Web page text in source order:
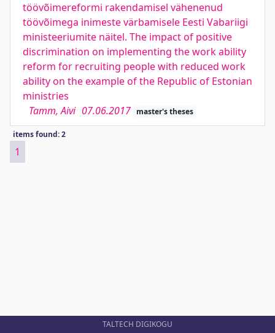
töövõimereformi rakendamisel vähenenud
töövõimega inimeste värbamisele Eesti Vabariigi
ministeeriumite näitel. The impact of positive
discrimination on implementing the work ability
reform for recruiting people with reduced work
ability on the example of the Republic of Estonian
ministries
Tamm, Aivi 07.06.2017 master's theses
items found: 2
1
TALTECH DIGIKOGU